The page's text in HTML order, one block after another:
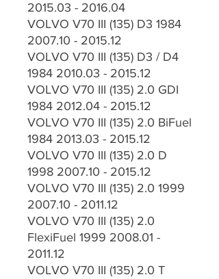
2015.03 - 2016.04
VOLVO V70 III (135) D3 1984
2007.10 - 2015.12
VOLVO V70 III (135) D3 / D4
1984 2010.03 - 2015.12
VOLVO V70 III (135) 2.0 GDI
1984 2012.04 - 2015.12
VOLVO V70 III (135) 2.0 BiFuel
1984 2013.03 - 2015.12
VOLVO V70 III (135) 2.0 D
1998 2007.10 - 2015.12
VOLVO V70 III (135) 2.0 1999
2007.10 - 2011.12
VOLVO V70 III (135) 2.0
FlexiFuel 1999 2008.01 -
2011.12
VOLVO V70 III (135) 2.0 T